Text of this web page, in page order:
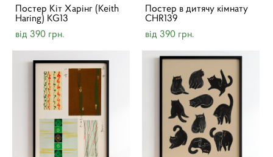
Постер Кіт Харінг (Keith
Haring) KG13
від 390 грн.
Постер в дитячу кімнату
CHR139
від 390 грн.